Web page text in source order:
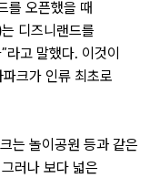
를 오픈했을 때
디즈니랜드를
고 말했다. 이것이
크가 인류 최초로
는 놀이공원 등과 같은
러나 보다 넓은